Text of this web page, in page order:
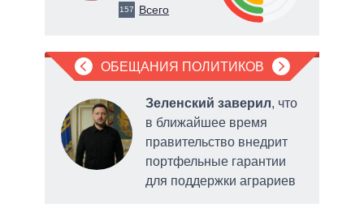
157 Всего
ОБЕЩАНИЯ ПОЛИТИКОВ
Зеленский заверил, что
в ближайшее время
правительство внедрит
портфельные гарантии
для поддержки аграриев